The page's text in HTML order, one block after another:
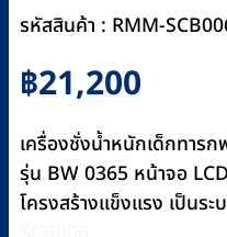
รหัสสินค้า : RMM-
฿21,200
เครื่องชั่งน้ำหนักเด็กทาร
รุ่น BW 0365 หน้าจอ
โครงสร้างแข็งแรง เป็นร